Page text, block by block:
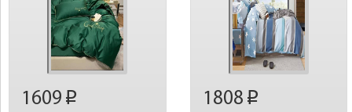
1609 p 1808 p